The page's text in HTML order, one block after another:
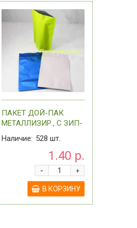
ПАКЕТ ДОЙ-ПАК
МЕТАЛЛИЗИР., С ЗИП-
ЗАМКОМ, 13,5 СМ Х 20
СМ + (3,5+4) , 0 - В
АССОРТИМЕНТЕ
Наличие: 528 шт.
1.40 р.
+
-
В КОРЗИНУ